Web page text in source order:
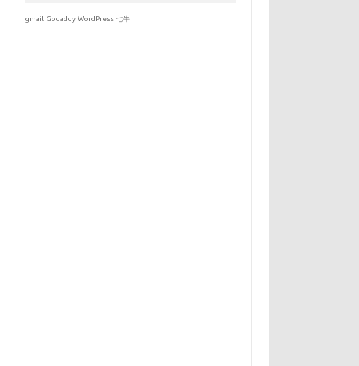
gmail Godaddy WordPress 七牛